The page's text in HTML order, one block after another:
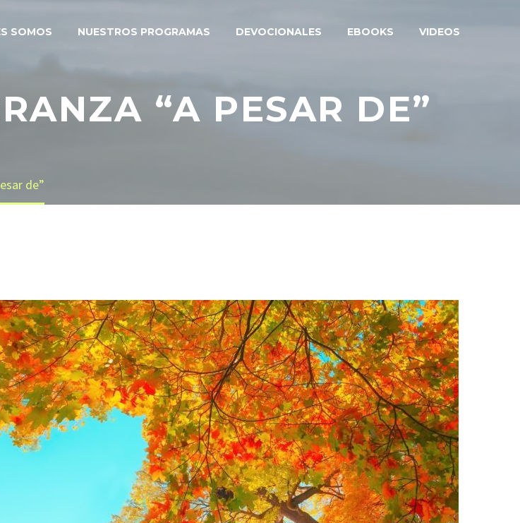
SOMOS NUESTROS PROGRAMAS DEVOCIONALES EBOOKS VIDEOS
“A PESAR DE”
de”